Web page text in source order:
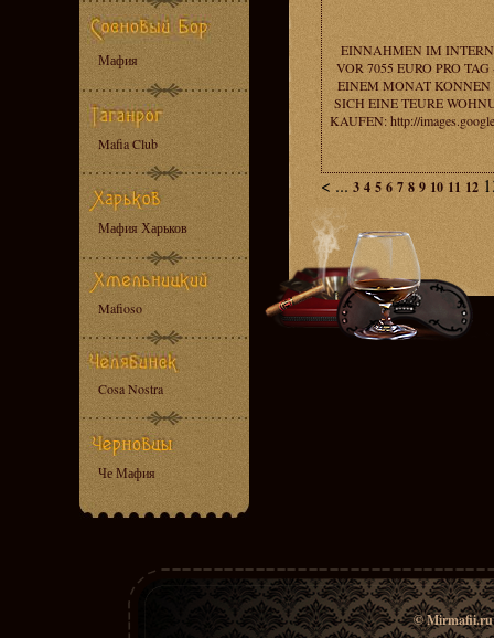
Мафия
Mafia Club
Мафия Харьков
Mafioso
Cosa Nostra
Че Мафия
EINNAHMEN IM
VOR 7055 EURO PRO
EINEM MONAT KONNEN
SICH EINE TEURE
KAUFEN: http://
< ... 3 4 5 6 7 8 9 10 11 12
© Mirmafii.ru